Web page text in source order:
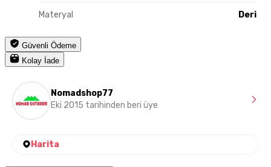
Materyal Deri
Güvenli Ödeme
Kolay İade
Nomadshop77
Eki 2015 tarihinden beri üye
Harita